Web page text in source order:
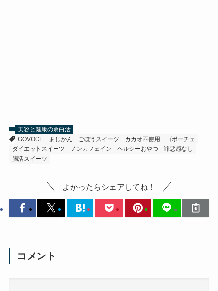
美容と健康の余白活
GOVOCE
あじかん ごぼうスイーツ カカオ不使用
ゴボーチェ
ダイエットスイーツ
ノンカフェイン ヘルシーおやつ
罪悪感なし
腸活スイーツ
よかったらシェアしてね！
コメント